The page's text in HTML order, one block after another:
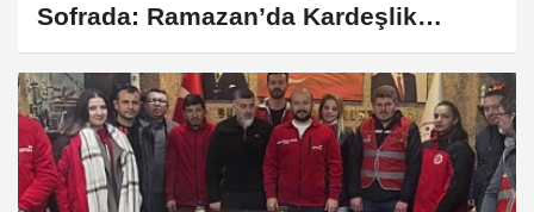
Sofrada: Ramazan’da Kardeşlik
Vurgusu